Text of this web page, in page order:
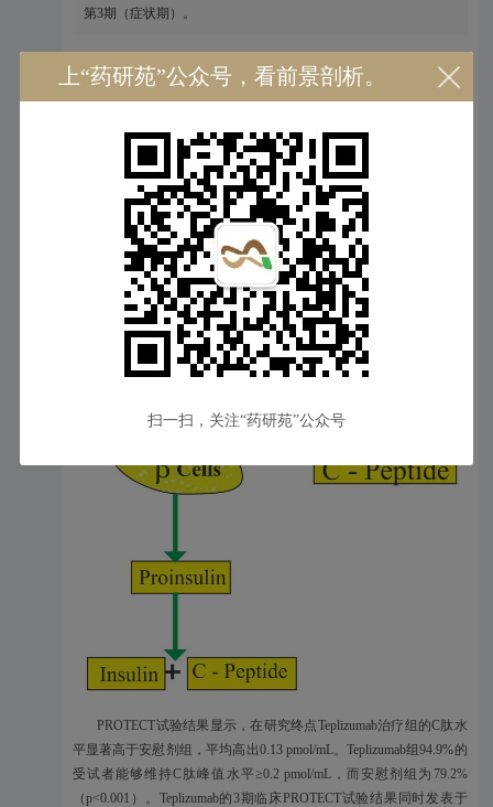
第3期（症状期）。
2023年10月18日年Sanof在线公布了1型糖尿预防药（T1DM）
Teplizumab
对于新发T1DM患者胰岛β细胞保护作用3期临床 PROTECT
Teplizumab是由Sanof旗下Provention开发的人源化抗CD3的IgG1抗
体，是FDA批准的第一个用于预防T1DM的药物，延缓T1DM进入第
3期（症状期）。
PROTECT共纳入318名8-17 岁在6周内被诊断为 3期（症状期）
的自身免疫性1型糖尿病的患者，在接受Teplizumab或安慰剂治疗12
天后，通过监测C肽水平，来评估至第78周Teplizumab与安慰剂相比
对于胰岛β细胞的保护作用。
C肽（C-Peptide）由胰岛β细胞分泌，由与与胰岛素（Insulin）共
同构成胰岛素的前体胰岛素原（Proinsulin）。在β细胞内，胰岛素原
裂解成C肽和胰岛素。由于C肽不容易被肝脏降解，因此监测C肽能
PROTECT试验结果显示，在研究终点Teplizumab治疗组的C肽水
平显著高于安慰剂组，平均高出0.13 pmol/mL。Teplizumab组94.9%的
受试者能够维持C肽峰值水平≥0.2 pmol/mL，而安慰剂组为79.2%
（p<0.001）。Teplizumab的3期临床PROTECT试验结果同时发表于
上“药研苑”公众号，看前景剖析。
扫一扫，关注“药研苑”公众号